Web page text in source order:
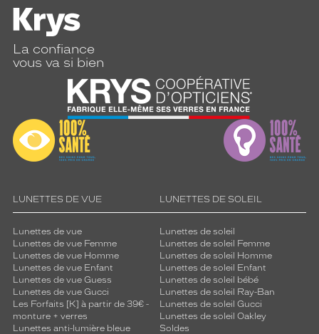
La confiance
vous va si bien
LUNETTES DE VUE
Lunettes de vue
Lunettes de vue Femme
Lunettes de vue Homme
Lunettes de vue Enfant
Lunettes de vue Guess
Lunettes de vue Gucci
Les Forfaits [K] à partir de 39€ -
monture + verres
Lunettes anti-lumière bleue
LUNETTES DE SOLEIL
Lunettes de soleil
Lunettes de soleil Femme
Lunettes de soleil Homme
Lunettes de soleil Enfant
Lunettes de soleil bébé
Lunettes de soleil Ray-Ban
Lunettes de soleil Gucci
Lunettes de soleil Oakley
Soldes